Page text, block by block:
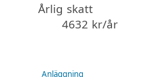
Årlig skatt
4632 kr/år
Anläggning